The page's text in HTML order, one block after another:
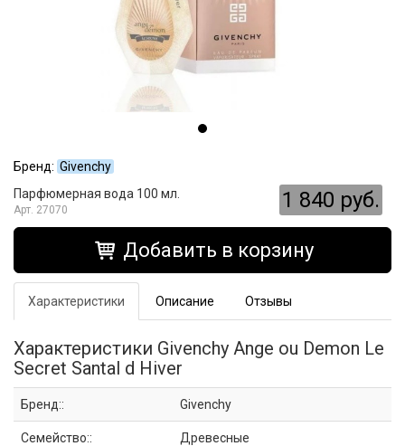
Бренд: Givenchy
Парфюмерная вода 100 мл.
27070 1 840 руб.
Добавить в корзину
Характеристики Описание Отзывы
Характеристики Givenchy Ange ou Demon Le
Secret Santal d Hiver
Бренд:: Givenchy
Семейство::
Древесные